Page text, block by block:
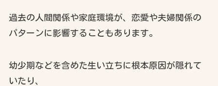
過去の人間関係や家庭環境が、恋愛や夫婦関係の
パターンに影響することもあります。
幼少期などを含めた生い立ちに根本原因が隠れて
いたり、